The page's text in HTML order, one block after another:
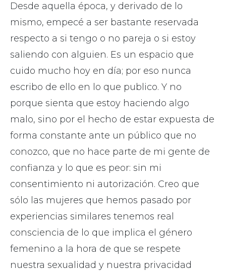
Desde aquella época, y derivado de lo
mismo, empecé a ser bastante reservada
respecto a si tengo o no pareja o si estoy
saliendo con alguien. Es un espacio que
cuido mucho hoy en día; por eso nunca
escribo de ello en lo que publico. Y no
porque sienta que estoy haciendo algo
malo, sino por el hecho de estar expuesta de
forma constante ante un público que no
conozco, que no hace parte de mi gente de
confianza y lo que es peor: sin mi
consentimiento ni autorización. Creo que
sólo las mujeres que hemos pasado por
experiencias similares tenemos real
consciencia de lo que implica el género
femenino a la hora de que se respete
nuestra sexualidad y nuestra privacidad